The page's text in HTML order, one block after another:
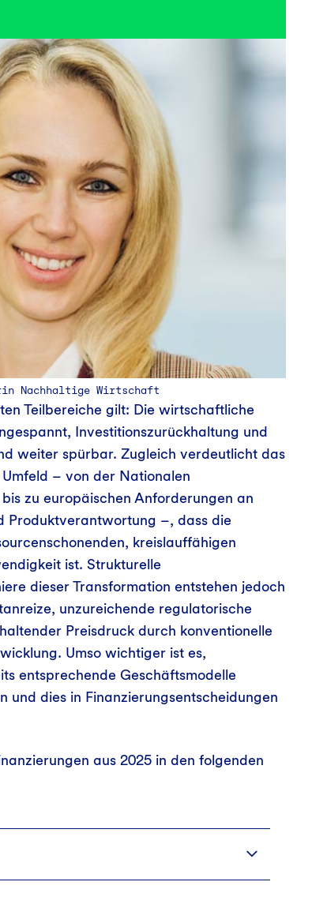
Nachhaltige Wirtschaft
Teilbereiche gilt: Die wirtschaftliche
Investitionszurückhaltung und
weiter spürbar. Zugleich verdeutlicht das
– von der Nationalen
zu europäischen Anforderungen an
Produktverantwortung –, dass die
kreislauffähigen
ist. Strukturelle
dieser Transformation entstehen jedoch
unzureichende regulatorische
Preisdruck durch konventionelle
Umso wichtiger ist es,
entsprechende Geschäftsmodelle
und dies in Finanzierungsentscheidungen
aus 2025 in den folgenden